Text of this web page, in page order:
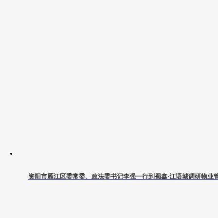
资阳市雁江区委常委、政法委书记李强一行到蜀鑫·江语城调研物业